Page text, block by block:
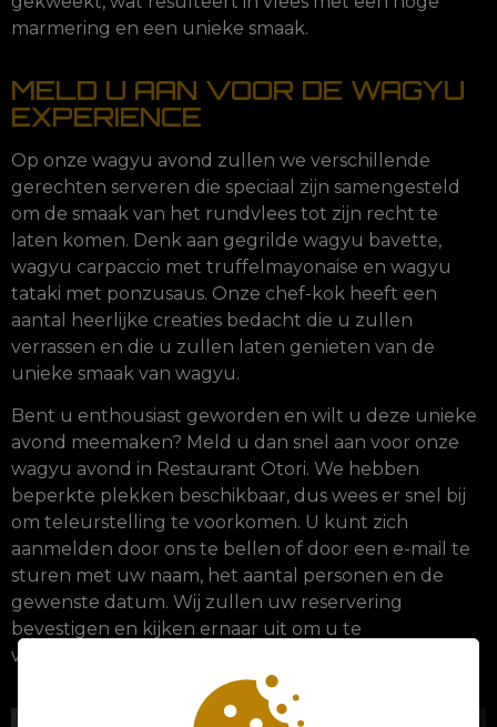
marmering en een unieke smaak.
MELD U AAN VOOR DE WAGYU
EXPERIENCE
Op onze wagyu avond zullen we verschillende
gerechten serveren die speciaal zijn samengesteld
om de smaak van het rundvlees tot zijn recht te
laten komen. Denk aan gegrilde wagyu bavette,
wagyu carpaccio met truffelmayonaise en wagyu
tataki met ponzusaus. Onze chef-kok heeft een
aantal heerlijke creaties bedacht die u zullen
verrassen en die u zullen laten genieten van de
unieke smaak van wagyu.
Bent u enthousiast geworden en wilt u deze unieke
avond meemaken? Meld u dan snel aan voor onze
wagyu avond in Restaurant Otori. We hebben
beperkte plekken beschikbaar, dus wees er snel bij
om teleurstelling te voorkomen. U kunt zich
aanmelden door ons te bellen of door een e-mail te
sturen met uw naam, het aantal personen en de
gewenste datum. Wij zullen uw reservering
bevestigen en kijken ernaar uit om u te
verwelkomen voor deze heerlijke avond.